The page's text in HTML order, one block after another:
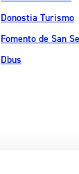
Donostia Turismo
Fomento de San
Dbus